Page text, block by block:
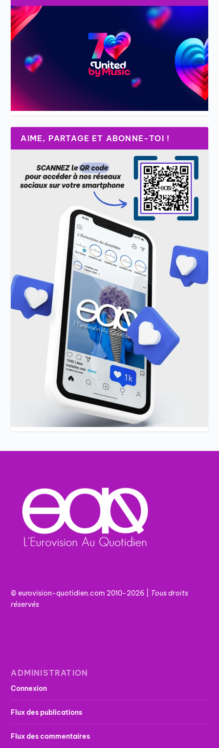
AIME, PARTAGE ET ABONNE-TOI !
© eurovision-quotidien.com 2010-2026 | Tousdroits
réservés
ADMINISTRATION
Connexion
Flux des publications
Flux des commentaires